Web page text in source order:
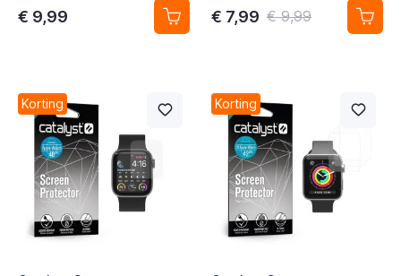
€ 9,99 € 7,99 € 9,99
Korting Korting